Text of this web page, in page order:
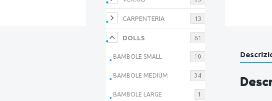
CARPENTERIA 13
DOLLS 61
BAMBOLE SMALL 10
BAMBOLE MEDIUM 34
BAMBOLE LARGE 1